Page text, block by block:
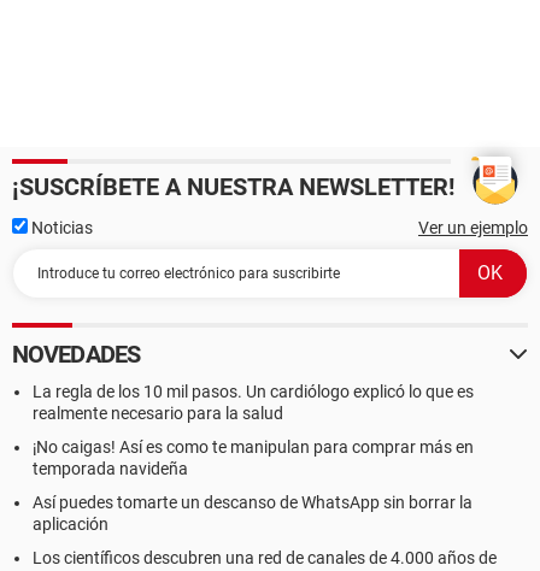
¡SUSCRÍBETE A NUESTRA NEWSLETTER!
Noticias Ver un ejemplo
NOVEDADES
La regla de los 10 mil pasos. Un cardiólogo explicó lo que es
realmente necesario para la salud
¡No caigas! Así es como te manipulan para comprar más en
temporada navideña
Así puedes tomarte un descanso de WhatsApp sin borrar la
aplicación
Los científicos descubren una red de canales de 4.000 años de